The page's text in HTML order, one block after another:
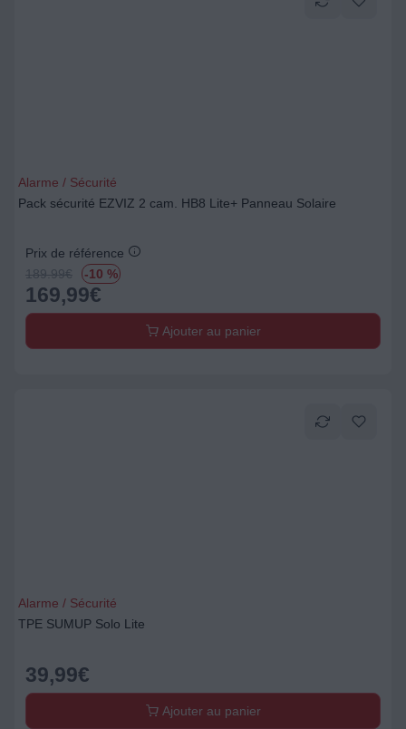
Alarme / Sécurité
Pack sécurité EZVIZ 2 cam. HB8 Lite+ Panneau Solaire
Prix de référence
189.99€ -10 %
169,99€
Ajouter au panier
Alarme / Sécurité
TPE SUMUP Solo Lite
39,99€
Ajouter au panier